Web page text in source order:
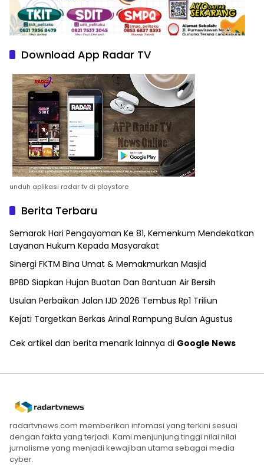
Download App Radar TV
unduh aplikasi radar tv di playstore
Berita Terbaru
Semarak Hari Pengayoman Ke 81, Kemenkum Mendekatkan
Layanan Hukum Kepada Masyarakat
Sinergi FKTM Bina Umat & Memakmurkan Masjid
BPBD Siapkan Hujan Buatan Dan Bantuan Air Bersih
Usulan Perbaikan Jalan IJD 2026 Tembus Rp1 Triliun
Kejati Targetkan Berkas Arinal Rampung Bulan Agustus
Cek artikel dan berita menarik lainnya di Google News
radartvnews.com memberikan infomasi yang terkini sesuai
dengan fakta yang terjadi. Kami menjunjung tinggi nilai nilai
jurnalisme yang menjadi kewajiban utama sebagai media
cyber.